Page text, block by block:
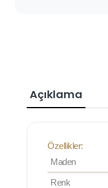
Açıklama
Özellikler:
Maden
Renk